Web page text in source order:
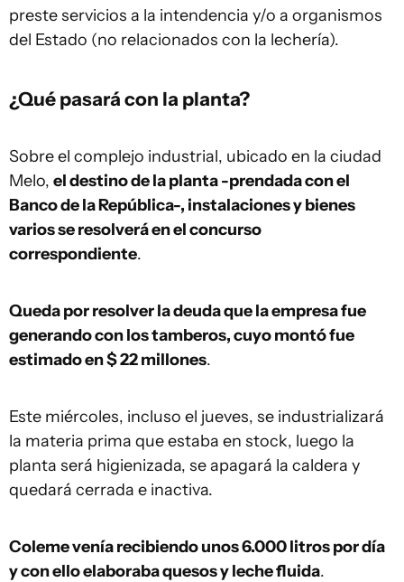
preste servicios a la intendencia y/o a organismos
del Estado (no relacionados con la lechería).
¿Qué pasará con la planta?
Sobre el complejo industrial, ubicado en la ciudad
Melo, el destino de la planta -prendada con el
Banco de la República-, instalaciones y bienes
varios se resolverá en el concurso
correspondiente.
Queda por resolver la deuda que la empresa fue
generando con los tamberos, cuyo montó fue
estimado en $ 22 millones.
Este miércoles, incluso el jueves, se industrializará
la materia prima que estaba en stock, luego la
planta será higienizada, se apagará la caldera y
quedará cerrada e inactiva.
Coleme venía recibiendo unos 6.000 litros por día
y con ello elaboraba quesos y leche fluida.